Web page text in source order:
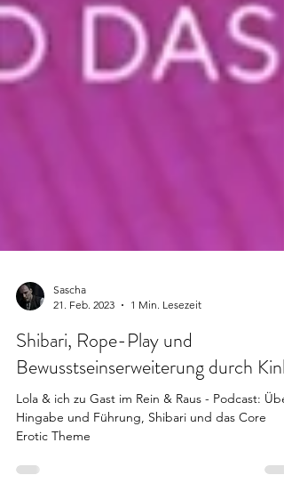
21. Feb. 2023
1 Min. Lesezeit
Shibari, Rope-Play und
Bewusstseinserweiterung durch Kink
Lola & ich zu Gast im Rein & Raus - Podcast: Über
Erotic Theme